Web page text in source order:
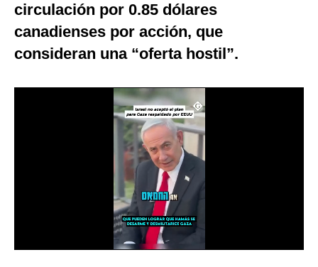
Videos
De
circulación por 0.85 dólares
canadienses por acción, que
consideran una “oferta hostil”.